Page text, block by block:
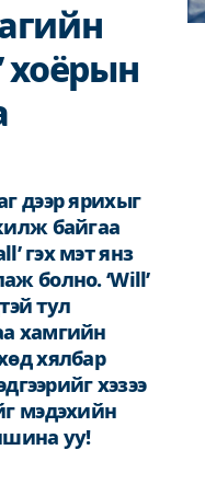
хоёрын
дээр ярихыг
байгаа
гэх мэт янз
болно. ‘Will’
тул
хамгийн
хялбар
хэзээ
мэдэхийн
уу!